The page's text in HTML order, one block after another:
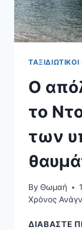
Ο
το
των
By Θωμαή
Χρόνος
ΔΙΑΒΑΣΤΕ